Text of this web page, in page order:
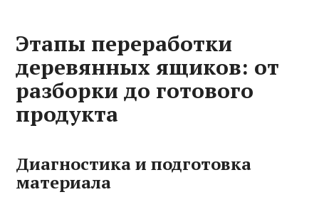
Этапы переработки
деревянных ящиков: от
разборки до готового
продукта
Диагностика и подготовка
материала